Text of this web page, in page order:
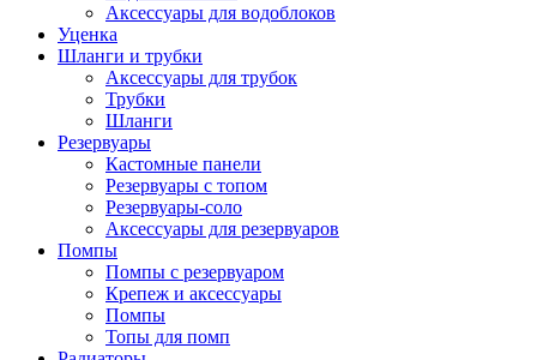
Аксессуары для водоблоков
Уценка
Шланги и трубки
Аксессуары для трубок
Трубки
Шланги
Резервуары
Кастомные панели
Резервуары с топом
Резервуары-соло
Аксессуары для резервуаров
Помпы
Помпы с резервуаром
Крепеж и аксессуары
Помпы
Топы для помп